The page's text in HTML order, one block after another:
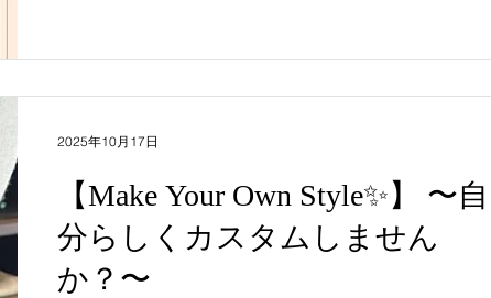
を、アクセントに レトロ調なテイストに仕上げています
#コスモス #bonheur #ボヌール #COSMICATION #コズ
#madeinjapan #madeinjapanquality #日本製
【Make Your Own Style✨】 〜自
分らしくカスタムしません
か？〜
2025年10月17日